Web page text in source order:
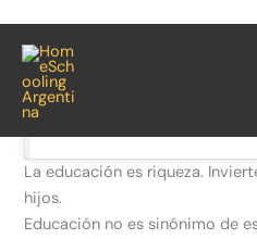
contenido
La educación es
Invierte en la …
La educación es riqueza.
hijos.
Educación no es sinónimo de